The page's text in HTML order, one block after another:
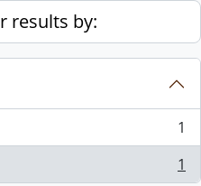
results by:
1
1